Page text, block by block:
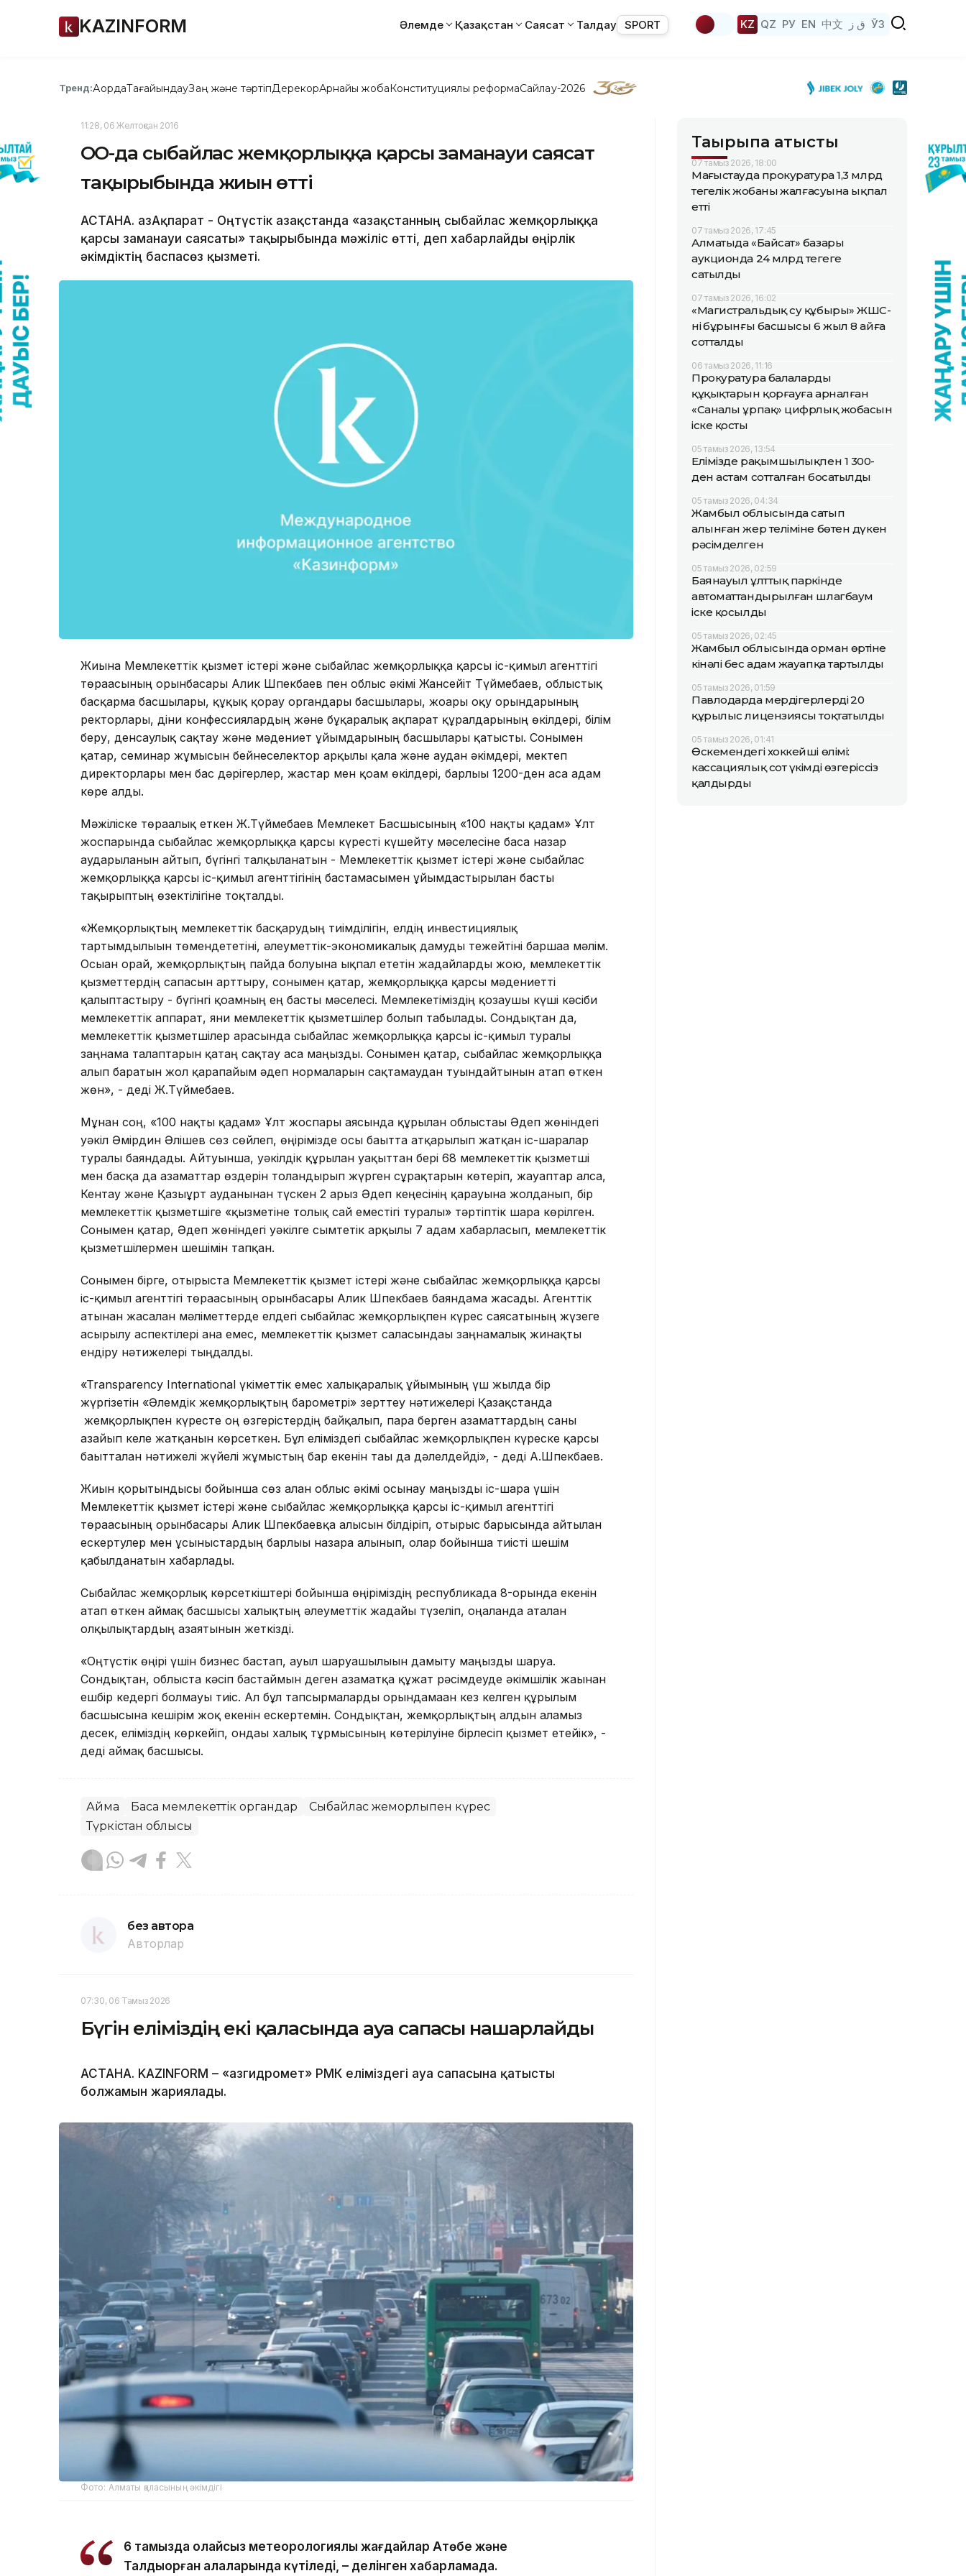
KAZINFORM Әлемде Қазақстан Саясат Талдау SPORT KZ QZ РУ EN 中文 ق ز ЎЗ
Тренд:АқордаТағайындауЗаң және тәртіпДерекқорАрнайы жобаКонституциялық реформаСайлау-2026
11:28, 06 Желтоқсан 2016
ОҚО-да сыбайлас жемқорлыққа қарсы заманауи саясат
тақырыбында жиын өтті
АСТАНА. ҚазАқпарат - Оңтүстік Қазақстанда «Қазақстанның сыбайлас жемқорлыққа
қарсы заманауи саясаты» тақырыбында мәжіліс өтті, деп хабарлайды өңірлік
әкімдіктің баспасөз қызметі.
Жиынға Мемлекеттік қызмет істері және сыбайлас жемқорлыққа қарсы іс-қимыл агенттігі
төрағасының орынбасары Алик Шпекбаев пен облыс әкімі Жансейіт Түймебаев, облыстық
басқарма басшылары, құқық қорғау органдары басшылары, жоғары оқу орындарының
ректорлары, діни конфессиялардың және бұқаралық ақпарат құралдарының өкілдері, білім
беру, денсаулық сақтау және мәдениет ұйымдарының басшылары қатысты. Сонымен
қатар, семинар жұмысын бейнеселектор арқылы қала және аудан әкімдері, мектеп
директорлары мен бас дәрігерлер, жастар мен қоғам өкілдері, барлығы 1200-ден аса адам
көре алды.
Мәжіліске төрағалық еткен Ж.Түймебаев Мемлекет Басшысының «100 нақты қадам» Ұлт
жоспарында сыбайлас жемқорлыққа қарсы күресті күшейту мәселесіне баса назар
аударылғанын айтып, бүгінгі талқыланатын - Мемлекеттік қызмет істері және сыбайлас
жемқорлыққа қарсы іс-қимыл агенттігінің бастамасымен ұйымдастырылған басты
тақырыптың өзектілігіне тоқталды.
«Жемқорлықтың мемлекеттік басқарудың тиімділігін, елдің инвестициялық
тартымдылығын төмендететіні, әлеуметтік-экономикалық дамуды тежейтіні баршаға мәлім.
Осыған орай, жемқорлықтың пайда болуына ықпал ететін жағдайларды жою, мемлекеттік
қызметтердің сапасын арттыру, сонымен қатар, жемқорлыққа қарсы мәдениетті
қалыптастыру - бүгінгі қоғамның ең басты мәселесі. Мемлекетіміздің қозғаушы күші кәсіби
мемлекеттік аппарат, яғни мемлекеттік қызметшілер болып табылады. Сондықтан да,
мемлекеттік қызметшілер арасында сыбайлас жемқорлыққа қарсы іс-қимыл туралы
заңнама талаптарын қатаң сақтау аса маңызды. Сонымен қатар, сыбайлас жемқорлыққа
алып баратын жол қарапайым әдеп нормаларын сақтамаудан туындайтынын атап өткен
жөн», - деді Ж.Түймебаев.
Мұнан соң, «100 нақты қадам» Ұлт жоспары аясында құрылған облыстағы Әдеп жөніндегі
уәкіл Әмірдин Әлішев сөз сөйлеп, өңірімізде осы бағытта атқарылып жатқан іс-шаралар
туралы баяндады. Айтуынша, уәкілдік құрылған уақыттан бері 68 мемлекеттік қызметші
мен басқа да азаматтар өздерін толғандырып жүрген сұрақтарын көтеріп, жауаптар алса,
Кентау және Қазығұрт ауданынан түскен 2 арыз Әдеп кеңесінің қарауына жолданып, бір
мемлекеттік қызметшіге «қызметіне толық сай еместігі туралы» тәртіптік шара көрілген.
Сонымен қатар, Әдеп жөніндегі уәкілге сымтетік арқылы 7 адам хабарласып, мемлекеттік
қызметшілермен шешімін тапқан.
Сонымен бірге, отырыста Мемлекеттік қызмет істері және сыбайлас жемқорлыққа қарсы
іс-қимыл агенттігі төрағасының орынбасары Алик Шпекбаев баяндама жасады. Агенттік
атынан жасалған мәліметтерде елдегі сыбайлас жемқорлықпен күрес саясатының жүзеге
асырылу аспектілері ғана емес, мемлекеттік қызмет саласындағы заңнамалық жинақты
ендіру нәтижелері тыңдалды.
«Transparency International үкіметтік емес халықаралық ұйымының үш жылда бір
жүргізетін «Әлемдік жемқорлықтың барометрі» зерттеу нәтижелері Қазақстанда
жемқорлықпен күресте оң өзгерістердің байқалып, пара берген азаматтардың саны
азайып келе жатқанын көрсеткен. Бұл еліміздегі сыбайлас жемқорлықпен күреске қарсы
бағытталған нәтижелі жүйелі жұмыстың бар екенін тағы да дәлелдейді», - деді А.Шпекбаев.
Жиын қорытындысы бойынша сөз алған облыс әкімі осынау маңызды іс-шара үшін
Мемлекеттік қызмет істері және сыбайлас жемқорлыққа қарсы іс-қимыл агенттігі
төрағасының орынбасары Алик Шпекбаевқа алғысын білдіріп, отырыс барысында айтылған
ескертулер мен ұсыныстардың барлығы назарға алынып, олар бойынша тиісті шешім
қабылданатын хабарлады.
Сыбайлас жемқорлық көрсеткіштері бойынша өңіріміздің республикада 8-орында екенін
атап өткен аймақ басшысы халықтың әлеуметтік жағдайы түзеліп, оңалғанда аталған
олқылықтардың азаятынын жеткізді.
«Оңтүстік өңірі үшін бизнес бастап, ауыл шаруашылығын дамыту маңызды шаруа.
Сондықтан, облыста кәсіп бастаймын деген азаматқа құжат рәсімдеуде әкімшілік жағынан
ешбір кедергі болмауы тиіс. Ал бұл тапсырмаларды орындамаған кез келген құрылым
басшысына кешірім жоқ екенін ескертемін. Сондықтан, жемқорлықтың алдын аламыз
десек, еліміздің көркейіп, ондағы халық тұрмысының көтерілуіне бірлесіп қызмет етейік», -
деді аймақ басшысы.
Аймақ Басқа мемлекеттік органдар
Сыбайлас жемқорлықпен күрес
Түркістан облысы
без автора
Авторлар
07:30, 06 Тамыз 2026
Бүгін еліміздің екі қаласында ауа сапасы нашарлайды
АСТАНА. KAZINFORM – «Қазгидромет» РМК еліміздегі ауа сапасына қатысты
болжамын жариялады.
Фото: Алматы қаласының әкімдігі
6 тамызда қолайсыз метеорологиялық жағдайлар Ақтөбе және
Талдықорған қалаларында күтіледі, – делінген хабарламада.
Тақырыпқа қатысты
07 тамыз 2026, 18:00
Маңғыстауда прокуратура 1,3 млрд
теңгелік жобаның жалғасуына ықпал
етті
07 тамыз 2026, 17:45
Алматыда «Байсат» базары
аукционда 24 млрд теңгеге
сатылды
07 тамыз 2026, 16:02
«Магистральдық су құбыры» ЖШС-
нің бұрынғы басшысы 6 жыл 8 айға
сотталды
06 тамыз 2026, 11:16
Прокуратура балалардың
құқықтарын қорғауға арналған
«Саналы ұрпақ» цифрлық жобасын
іске қосты
05 тамыз 2026, 13:54
Елімізде рақымшылықпен 1 300-
ден астам сотталған босатылды
05 тамыз 2026, 04:34
Жамбыл облысында сатып
алынған жер теліміне бөтен дүкен
рәсімделген
05 тамыз 2026, 02:59
Баянауыл ұлттық паркінде
автоматтандырылған шлагбаум
іске қосылды
05 тамыз 2026, 02:45
Жамбыл облысында орман өртіне
кінәлі бес адам жауапқа тартылды
05 тамыз 2026, 01:59
Павлодарда мердігерлердің 20
құрылыс лицензиясы тоқтатылды
05 тамыз 2026, 01:41
Өскемендегі хоккейші өлімі:
кассациялық сот үкімді өзгеріссіз
қалдырды